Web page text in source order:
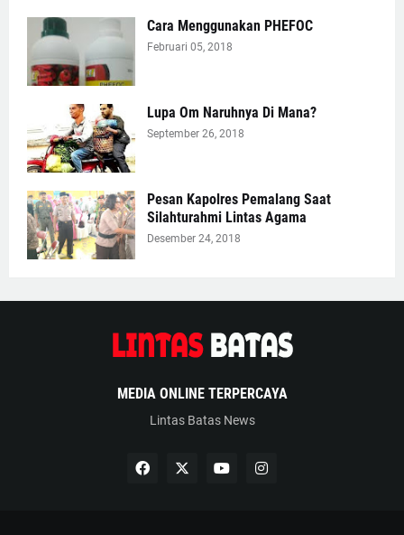
Cara Menggunakan PHEFOC
Februari 05, 2018
Lupa Om Naruhnya Di Mana?
September 26, 2018
Pesan Kapolres Pemalang Saat
Silahturahmi Lintas Agama
Desember 24, 2018
MEDIA ONLINE TERPERCAYA
Lintas Batas News